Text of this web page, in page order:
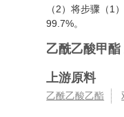
（2）将步骤（1
99.7%。
乙酰乙酸甲酯
上游原料
乙酰乙酸乙酯